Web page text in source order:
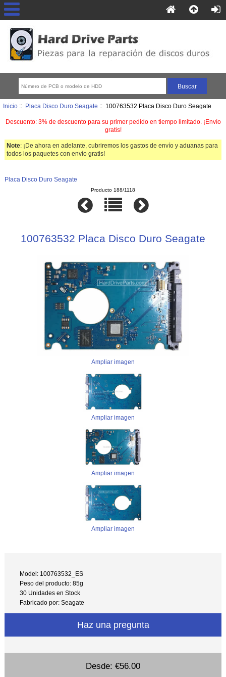
Inicio:: Placa Disco Duro Seagate :: 100763532 Placa Disco Duro Seagate
Descuento: 3% de descuento para su primer pedido en tiempo limitado. ¡Envío
gratis!
Note: ¡De ahora en adelante, cubriremos los gastos de envío y aduanas para
todos los paquetes con envío gratis!
Placa Disco Duro Seagate
Producto 188/1118
100763532 Placa Disco Duro Seagate
Ampliar imagen
Ampliar imagen
Ampliar imagen
Ampliar imagen
Model: 100763532_ES
Peso del producto: 85g
30 Unidades en Stock
Fabricado por: Seagate
Haz una pregunta
Desde: €56.00